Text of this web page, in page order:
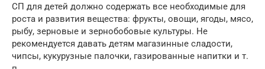
СП для детей должно содержать все необходимые для
роста и развития вещества: фрукты, овощи, ягоды, мясо,
рыбу, зерновые и зернобобовые культуры. Не
рекомендуется давать детям магазинные сладости,
чипсы, кукурузные палочки, газированные напитки и т.